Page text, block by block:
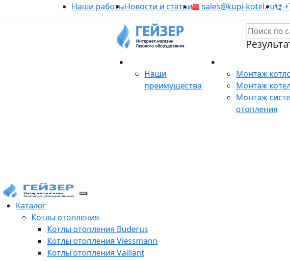
Наши работыНовости и статьи sales@kupi-kotel.ru
Наши
преимущества
Монтаж
Монтаж
Монтаж
отопления
Каталог
Котлы отопления
Котлы отопления Buderus
Котлы отопления Viessmann
Котлы отопления Vaillant